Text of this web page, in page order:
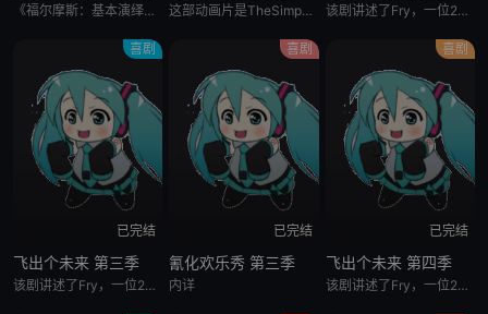
《福尔摩斯：基本演绎法》由CBS出品，根据《福尔摩斯》系列改编，地点从19世纪大英帝国国势鼎盛的时期搬到了21世纪繁华热闹的美国纽约。故事里的SherlockHolmes（约翰尼·李·米勒JonnyL 这部动画片是TheSimpsons的制作班底制作的。PhillipFry是一个纽约市的25岁的比萨饼快递员，他的生活就是每天四处奔波。1999年的12月21日他偶然的被冰冻了起来，当他醒过来时已是10 该剧讲述了Fry，一位20世纪的年轻人在30世纪的冒险经历。PhillipFry是一个纽约市的25岁的比萨饼快递员，他的生活就是每天四处奔波，1999年12月21日他偶然的被冰冻了起来,当他醒过来时已
喜剧
已完结
飞出个未来 第三季
该剧讲述了Fry，一位20世纪的年轻人在30世纪的冒险经历。PhillipFry是一个纽约市的25岁的比萨饼快递员，他的生活就是每天四处奔波，1999年12月21日他偶然的被冰冻了起来,当他醒过来时已
喜剧
已完结
氰化欢乐秀 第三季
内详
喜剧
已完结
飞出个未来 第四季
该剧讲述了Fry，一位20世纪的年轻人在30世纪的冒险经历。PhillipFry是一个纽约市的25岁的比萨饼快递员，他的生活就是每天四处奔波，1999年12月21日他偶然的被冰冻了起来,当他醒过来时已